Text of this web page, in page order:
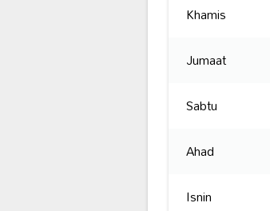
Khamis
Jumaat
Sabtu
Ahad
Isnin